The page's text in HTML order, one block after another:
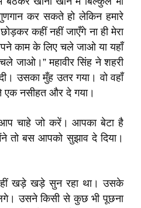
कर सकते हो लेकिन हमारे
कहीं नहीं जाएँगे ना ही मेरा
काम के लिए चले जाओ या यहाँ
जाओ।” महावीर सिंह ने शहरी
उसका मुँह उतर गया। वो वहाँ
एक नसीहत और दे गया।
आप चाहे जो करें। आपका बेटा है
तो बस आपको सुझाव दे दिया।
वहीं खड़े खड़े सुन रहा था। उसके
उसने किसी से कुछ भी पूछना